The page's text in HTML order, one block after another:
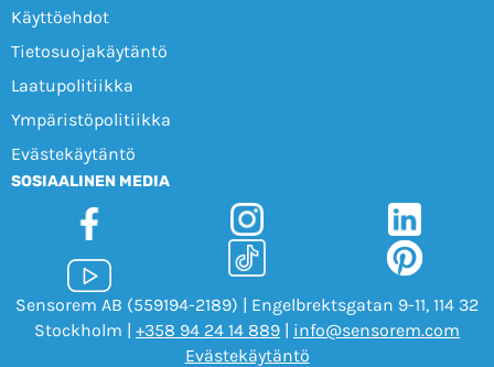
Käyttöehdot
Tietosuojakäytäntö
Laatupolitiikka
Ympäristöpolitiikka
Evästekäytäntö
SOSIAALINEN MEDIA
Sensorem AB (559194-2189) | Engelbrektsgatan 9-11, 114 32
Stockholm | +358 94 24 14 889 | info@sensorem.com
Evästekäytäntö